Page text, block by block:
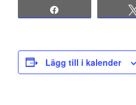
Lägg till i kalender